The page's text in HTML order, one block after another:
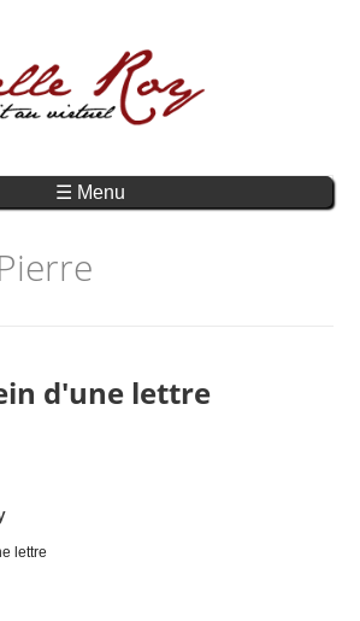
☰ Menu
d'une lettre
lettre